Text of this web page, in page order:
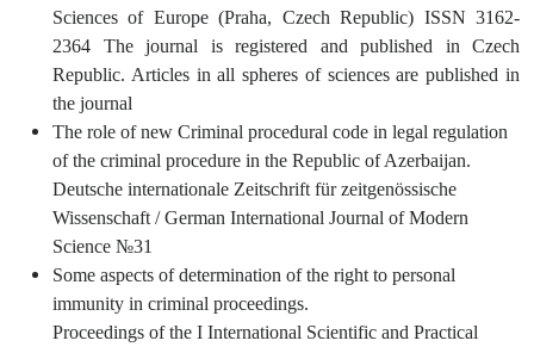
Sciences of Europe (Praha, Czech Republic) ISSN 3162-
2364 The journal is registered and published in Czech
Republic. Articles in all spheres of sciences are published in
the journal
The role of new Criminal procedural code in legal regulation
of the criminal procedure in the Republic of Azerbaijan.
Deutsche internationale Zeitschrift für zeitgenössische
Wissenschaft /German International Journal of Modern
Science №31
Some aspects of determination of the right to personal
immunity in criminal proceedings.
Proceedings of the I International Scientific and Practical